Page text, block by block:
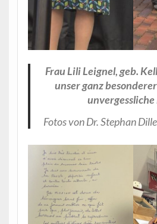
Frau Lili Leignel, geb.
unser ganz
unvergessliche
Fotos von Dr. Stephan